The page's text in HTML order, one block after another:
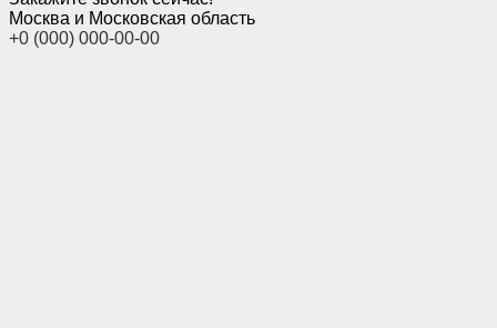
Москва и Московская область
+0 (000) 000-00-00